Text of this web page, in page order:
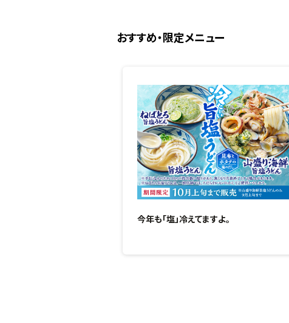
おすすめ・限定メニュー
今年も「塩」冷えてますよ。